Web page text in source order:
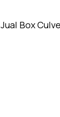
Jual Box